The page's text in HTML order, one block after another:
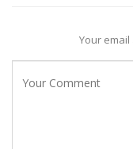
Your